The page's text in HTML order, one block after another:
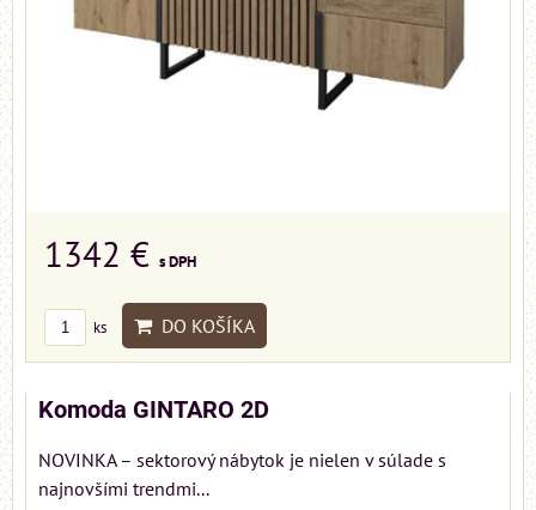
1342 € s DPH
ks DO KOŠÍKA
Komoda GINTARO 2D
NOVINKA – sektorový nábytok je nielen v súlade s
najnovšími trendmi...